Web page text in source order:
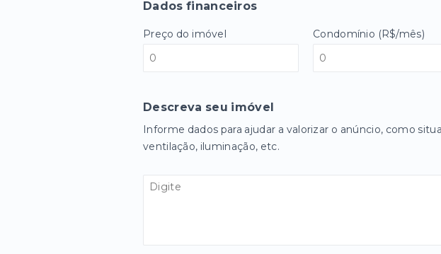
Dados financeiros
Preço do imóvel Condomínio (R$/mês)
Descreva seu imóvel
Informe dados para ajudar a valorizar o anúncio, como
ventilação, iluminação, etc.